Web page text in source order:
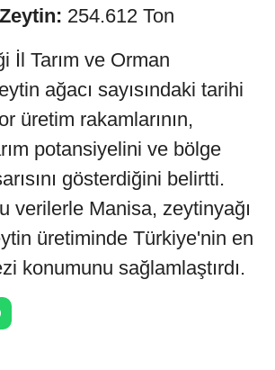
254.612 Ton
İl Tarım ve Orman
ağacı sayısındaki tarihi
üretim rakamlarının,
potansiyelini ve bölge
gösterdiğini belirtti.
verilerle Manisa, zeytinyağı
üretiminde Türkiye'nin en
konumunu sağlamlaştırdı.